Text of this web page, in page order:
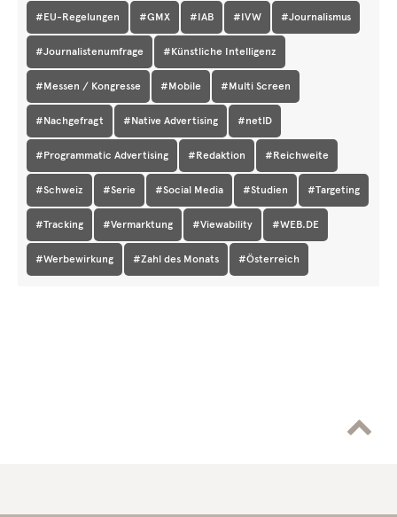
#EU-Regelungen #GMX #IAB #IVW #Journalismus
#Journalistenumfrage #Künstliche Intelligenz
#Messen / Kongresse #Mobile #Multi Screen
#Nachgefragt #Native Advertising #netID
#Programmatic Advertising #Redaktion #Reichweite
#Schweiz #Serie #Social Media #Studien #Targeting
#Tracking #Vermarktung #Viewability #WEB.DE
#Werbewirkung #Zahl des Monats #Österreich
